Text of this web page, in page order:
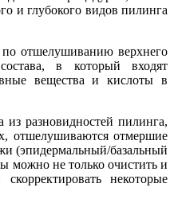
и глубокого видов пилинга
отшелушиванию верхнего
в который входят
вещества и кислоты в
разновидностей пилинга,
отшелушиваются отмершие
(эпидермальный/базальный
можно не только очистить и
некоторые